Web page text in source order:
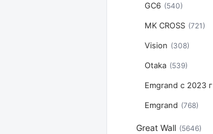
GC6 (540)
MK CROSS (721)
Vision (308)
Otaka (539)
Emgrand с 2023 г
Emgrand (768)
Great Wall (5646)